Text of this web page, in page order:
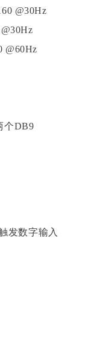
@30Hz
@60Hz
个DB9
发数字输入